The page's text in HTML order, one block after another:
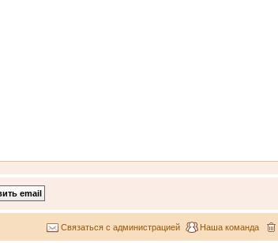
Наша команда
Связаться с администрацией